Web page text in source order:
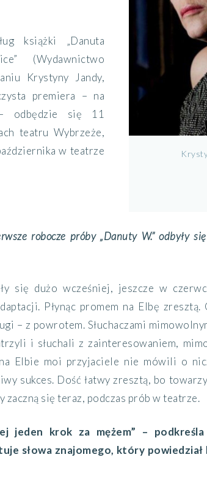
książki „Danuta
(Wydawnictwo
Krystyny Jandy,
premiera – na
odbędzie się 11
teatru Wybrzeże,
w teatrze
robocze próby „Danuty W.” odbyły
się dużo wcześniej, jeszcze w
Płynąc promem na Elbę
– z powrotem. Słuchaczami
i słuchali z zainteresowaniem,
Elbie moi przyjaciele nie mówili o
sukces. Dość łatwy zresztą, bo
zaczną się teraz, podczas prób w teatrze.
jeden krok za mężem” –
słowa znajomego, który powiedział